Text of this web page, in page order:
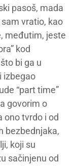
pasoš, mada
vratio, kao
međutim, jeste
kod
bi ga u
izbegao
“part time”
govorim o
ono tvrdo i od
bezbednjaka,
koji su
sačinjenu od